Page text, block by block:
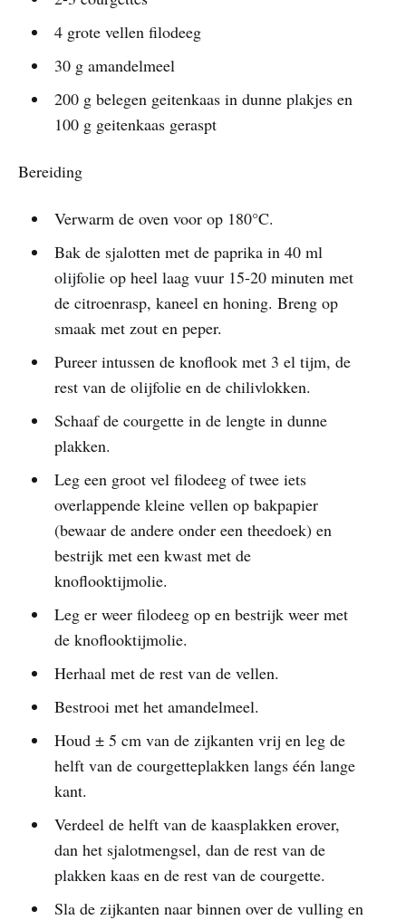
4 grote vellen filodeeg
30 g amandelmeel
200 g belegen geitenkaas in dunne plakjes en
100 g geitenkaas geraspt
Bereiding
Verwarm de oven voor op 180°C.
Bak de sjalotten met de paprika in 40 ml
olijfolie op heel laag vuur 15-20 minuten met
de citroenrasp, kaneel en honing. Breng op
smaak met zout en peper.
Pureer intussen de knoflook met 3 el tijm, de
rest van de olijfolie en de chilivlokken.
Schaaf de courgette in de lengte in dunne
plakken.
Leg een groot vel filodeeg of twee iets
overlappende kleine vellen op bakpapier
(bewaar de andere onder een theedoek) en
bestrijk met een kwast met de
knoflooktijmolie.
Leg er weer filodeeg op en bestrijk weer met
de knoflooktijmolie.
Herhaal met de rest van de vellen.
Bestrooi met het amandelmeel.
Houd ± 5 cm van de zijkanten vrij en leg de
helft van de courgetteplakken langs één lange
kant.
Verdeel de helft van de kaasplakken erover,
dan het sjalotmengsel, dan de rest van de
plakken kaas en de rest van de courgette.
Sla de zijkanten naar binnen over de vulling en